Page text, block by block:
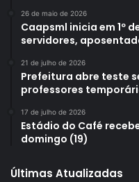
diálogos prósperos com
campos de atuação. “O
Modena trouxe
envolvendo possíveis
negócios, intercâmbio e
Visitamos grandes
isso nos traz aporte de
Londrina pode se
26 de maio de 2026
Caapsml inicia em 1º
servidores,
21 de julho de 2026
Prefeitura abre teste
professores
17 de julho de 2026
Estádio do Café
domingo (19)
Últimas Atualizadas